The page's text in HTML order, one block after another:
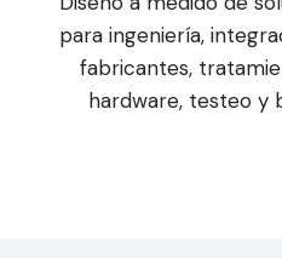
para ingeniería,
fabricantes,
hardware, testeo y